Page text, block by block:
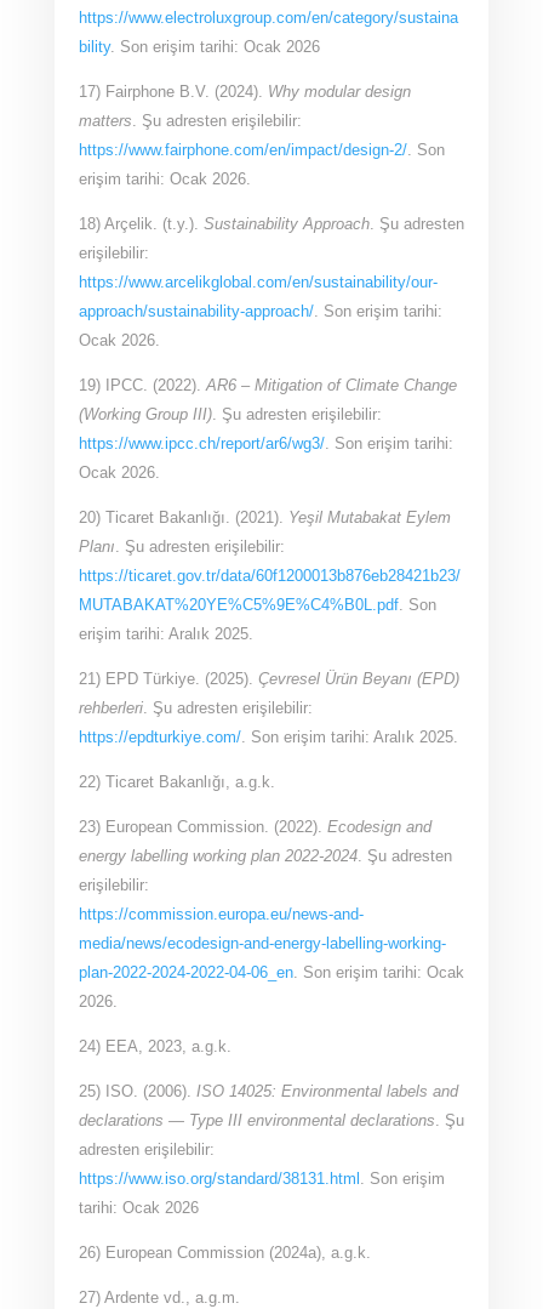
https://www.electroluxgroup.com/en/category/sustaina
bility. Son erişim tarihi: Ocak 2026
17) Fairphone B.V. (2024). Why modular design
matters . Şu adresten erişilebilir:
https://www.fairphone.com/en/impact/design-2/. Son
erişim tarihi: Ocak 2026.
18) Arçelik. (t.y.). Sustainability Approach. Şu adresten
erişilebilir:
https://www.arcelikglobal.com/en/sustainability/our-
approach/sustainability-approach/. Son erişim tarihi:
Ocak 2026.
19) IPCC. (2022). AR6 – Mitigation of Climate Change
(Working Group III). Şu adresten erişilebilir:
https://www.ipcc.ch/report/ar6/wg3/. Son erişim tarihi:
Ocak 2026.
20) Ticaret Bakanlığı. (2021). Yeşil Mutabakat Eylem
Planı . Şu adresten erişilebilir:
https://ticaret.gov.tr/data/60f1200013b876eb28421b23/
MUTABAKAT%20YE%C5%9E%C4%B0L.pdf. Son
erişim tarihi: Aralık 2025.
21) EPD Türkiye. (2025). Çevresel Ürün Beyanı (EPD)
rehberleri. Şu adresten erişilebilir:
https://epdturkiye.com/. Son erişim tarihi: Aralık 2025.
22) Ticaret Bakanlığı, a.g.k.
23) European Commission. (2022). Ecodesign and
energy labelling working plan 2022-2024. Şu adresten
erişilebilir:
https://commission.europa.eu/news-and-
media/news/ecodesign-and-energy-labelling-working-
plan-2022-2024-2022-04-06_en. Son erişim tarihi: Ocak
2026.
24) EEA, 2023, a.g.k.
25) ISO. (2006). ISO 14025: Environmental labels and
declarations — Type III environmental declarations . Şu
adresten erişilebilir:
https://www.iso.org/standard/38131.html . Son erişim
tarihi: Ocak 2026
26) European Commission (2024a), a.g.k.
27) Ardente vd., a.g.m.